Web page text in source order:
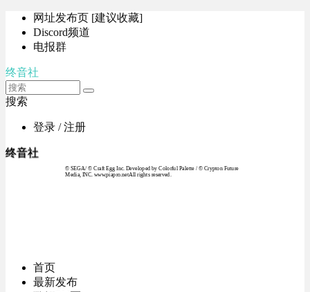
网址发布页 [建议收藏]
Discord频道
电报群
终音社
搜索
登录 / 注册
终音社
© SEGA / © Craft Egg Inc. Developed by Colorful Palette / © Crypton Future
Media, INC. www.piapro.netAll rights reserved.
首页
最新发布